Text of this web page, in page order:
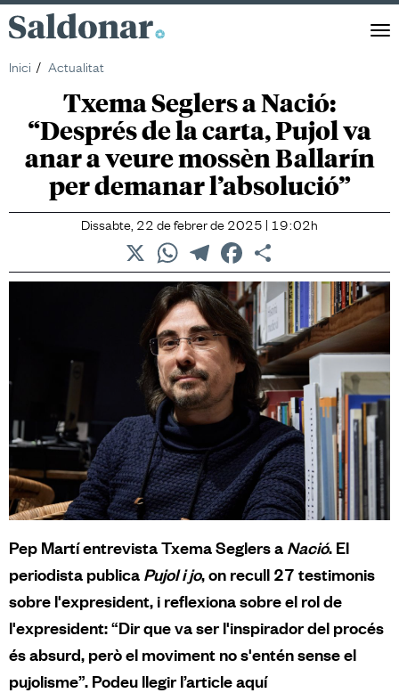
Saldonar
Inici
Actualitat
Txema Seglers a Nació:
“Després de la carta, Pujol va
anar a veure mossèn Ballarín
per demanar l’absolució”
Dissabte, 22 de febrer de 2025 | 19:02h
WhatsAppTelegramFacebook
Pep Martí entrevista Txema Seglers aNació. El
periodista publicaPujol i jo, on recull 27 testimonis
sobre l'expresident, i reflexiona sobre el rol de
l'expresident: “Dir que va ser l'inspirador del procés
és absurd, però el moviment no s'entén sense el
pujolisme”.Podeu llegir l’article aquí